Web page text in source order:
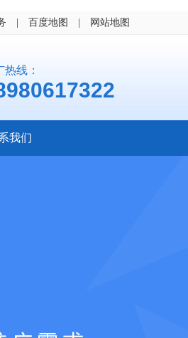
百度地图 网站地图
热线：
我们